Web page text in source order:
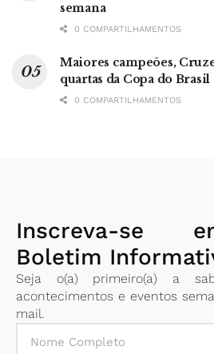
semana
0 COMPARTILHAMENTOS
Maiores campeões,
quartas da Copa do Brasil
0 COMPARTILHAMENTOS
Inscreva-se
Boletim
Seja o(a) primeiro(a) a
acontecimentos e eventos
mail.